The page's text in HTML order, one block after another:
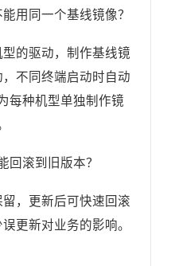
用同一个基线镜像？
的驱动，制作基线镜
不同终端启动时自动
每种机型单独制作镜
回滚到旧版本？
，更新后可快速回滚
更新对业务的影响。